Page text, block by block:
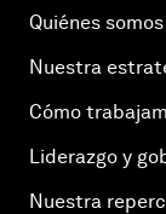
Quiénes somos
Nuestra
Cómo
Liderazgo y
Nuestra